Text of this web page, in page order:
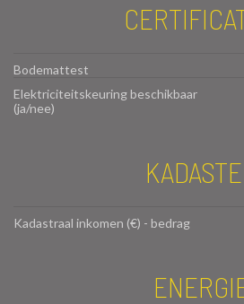
Bodemattest
Elektriciteitskeuring beschikbaar
(ja/nee)
Kadastraal inkomen (€) - bedrag